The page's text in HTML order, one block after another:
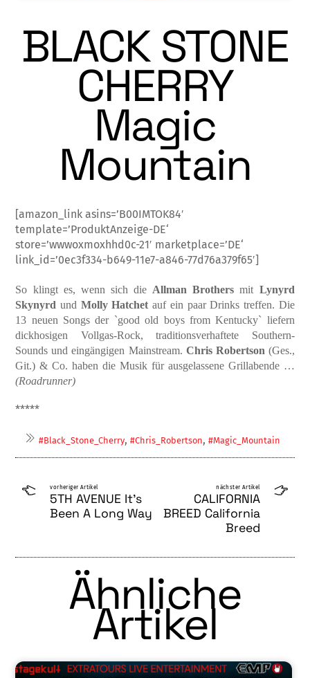
BLACK STONE
CHERRY
Magic
Mountain
[amazon_link asins=’B00IMTOK84′
template=’ProduktAnzeige-DE‘
store=’wwwoxmoxhhd0c-21′ marketplace=’DE‘
link_id=’0ec3f334-b649-11e7-a846-77d76a379f65′]
So klingt es, wenn sich die Allman Brothers mit Lynyrd
Skynyrd und Molly Hatchetauf ein paar Drinks treffen. Die
13 neuen Songs der `good old boys from Kentucky` liefern
dickhosigen Vollgas-Rock, traditionsverhafte­te Southern-
Sounds und eingängigen Main­stream. Chris Robertson (Ges.,
Git.) & Co. haben die Musik für ausgelassene Grillaben­de …
(Roadrunner)
*****
#Black_Stone_Cherry,#Chris_Robertson,#Magic_Mountain
vorheriger Artikel
5TH AVENUE It’s
Been A Long Way
nächster Artikel
CALIFORNIA
BREED California
Breed
Ähnliche
Artikel